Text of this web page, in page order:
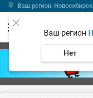
Ваш регион:
Ваш регион
Нет